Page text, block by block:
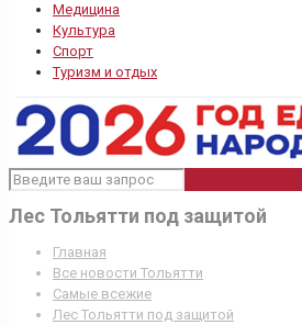
Медицина
Культура
Спорт
Туризм и отдых
Лес Тольятти под защитой
Главная
Все новости Тольятти
Самые всежие
Лес Тольятти под защитой